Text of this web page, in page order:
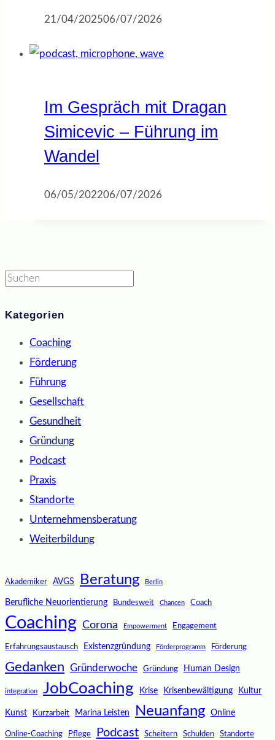
21/04/202506/07/2026
Im Gespräch mit Dragan
Simicevic – Führung im
Wandel
06/05/202206/07/2026
Suchen
Kategorien
Coaching
Förderung
Führung
Gesellschaft
Gesundheit
Gründung
Podcast
Praxis
Standorte
Unternehmensberatung
Weiterbildung
Akademiker AVGS Beratung Berlin
Berufliche Neuorientierung Bundesweit Chancen Coach
Coaching Corona Empowerment Engagement
Erfahrungsaustausch Existenzgründung Förderprogramm Förderung
Gedanken Gründerwoche Gründung Human Design
integration JobCoaching Krise Krisenbewältigung Kultur
Kunst Kurzarbeit Marina Leisten Neuanfang Online
Online-Coaching Pflege Podcast Scheitern Schulden Standorte